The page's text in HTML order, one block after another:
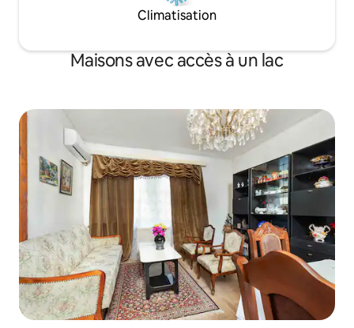
Climatisation
Maisons avec accès à un lac